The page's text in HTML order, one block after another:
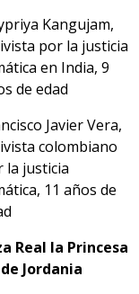
Kangujam,
por la justicia
en India, 9
de edad
Javier Vera,
colombiano
la justicia
11 años de
Real la Princesa
Jordania